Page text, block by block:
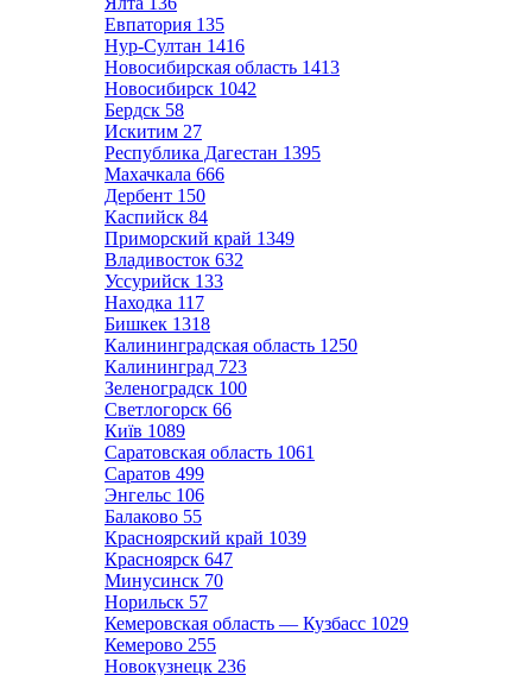
Евпатория 135
Нур-Султан 1416
Новосибирская область 1413
Новосибирск 1042
Бердск 58
Искитим 27
Республика Дагестан 1395
Махачкала 666
Дербент 150
Каспийск 84
Приморский край 1349
Владивосток 632
Уссурийск 133
Находка 117
Бишкек 1318
Калининградская область 1250
Калининград 723
Зеленоградск 100
Светлогорск 66
Київ 1089
Саратовская область 1061
Саратов 499
Энгельс 106
Балаково 55
Красноярский край 1039
Красноярск 647
Минусинск 70
Норильск 57
Кемеровская область — Кузбасс 1029
Кемерово 255
Новокузнецк 236